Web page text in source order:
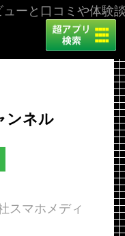
ーと口コミや体験
ンネル
スマホメディ